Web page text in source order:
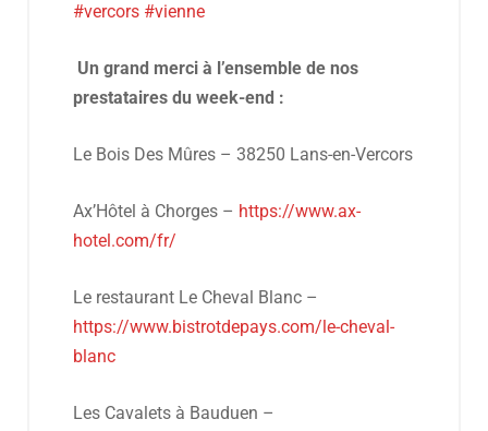
#vercors #vienne
Un grand merci à l’ensemble de nos
prestataires du week-end :
Le Bois Des Mûres – 38250 Lans-en-Vercors
Ax’Hôtel à Chorges – https://www.ax-
hotel.com/fr/
Le restaurant Le Cheval Blanc –
https://www.bistrotdepays.com/le-cheval-
blanc
Les Cavalets à Bauduen –